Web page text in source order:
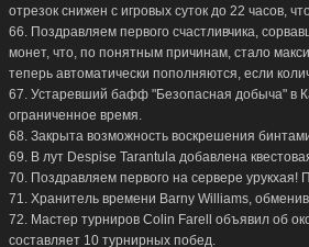
отрезок снижен с игровых суток до 22 часов,
66. Поздравляем первого счастливчика,
монет, что, по понятным причинам, стало
теперь автоматически пополняются, если
67. Устаревший бафф "Безопасная добыча" в
ограниченное время.
68. Закрыта возможность воскрешения
69. В лут Despise Tarantula добавлена
70. Поздравляем первого на сервере
71. Хранитель времени Barny Williams,
72. Мастер турниров Colin Farell объявил об
составляет 10 турнирных побед.